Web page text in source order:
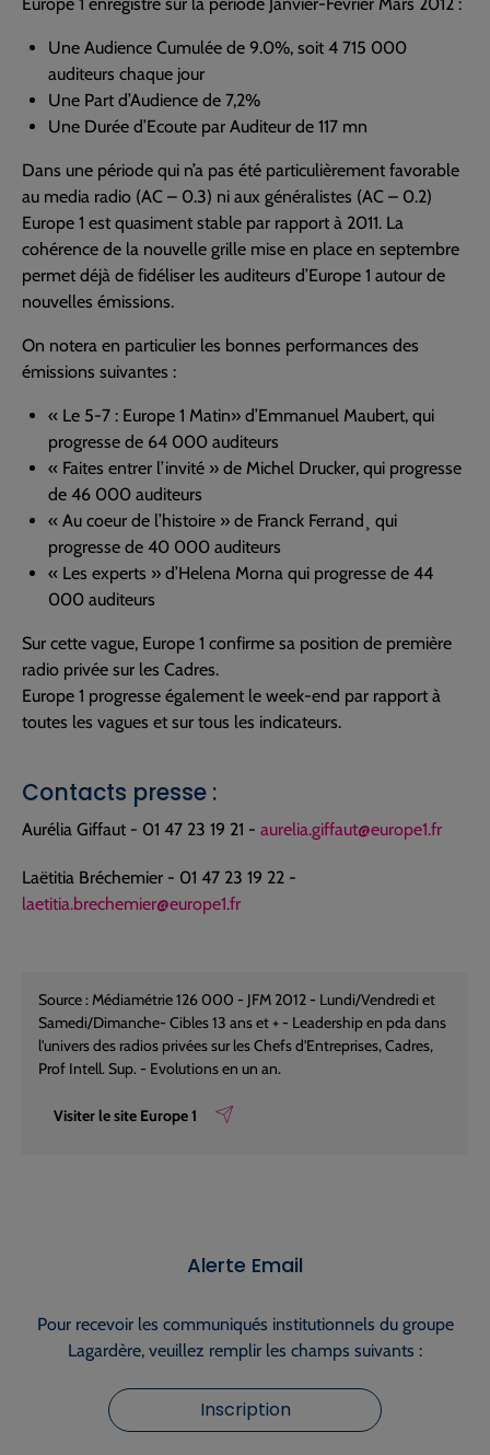
Une Audience Cumulée de 9.0%, soit 4 715 000
auditeurs chaque jour
Une Part d’Audience de 7,2%
Une Durée d’Ecoute par Auditeur de 117 mn
Dans une période qui n’a pas été particulièrement favorable
au media radio (AC – 0.3) ni aux généralistes (AC – 0.2)
Europe 1 est quasiment stable par rapport à 2011. La
cohérence de la nouvelle grille mise en place en septembre
permet déjà de fidéliser les auditeurs d’Europe 1 autour de
nouvelles émissions.
On notera en particulier les bonnes performances des
émissions suivantes :
« Le 5-7 : Europe 1 Matin» d’Emmanuel Maubert, qui
progresse de 64 000 auditeurs
« Faites entrer l’invité » de Michel Drucker, qui progresse
de 46 000 auditeurs
« Au coeur de l’histoire » de Franck Ferrand¸ qui
progresse de 40 000 auditeurs
« Les experts » d’Helena Morna qui progresse de 44
000 auditeurs
Sur cette vague, Europe 1 confirme sa position de première
radio privée sur les Cadres.
Europe 1 progresse également le week-end par rapport à
toutes les vagues et sur tous les indicateurs.
Contacts presse :
Aurélia Giffaut - 01 47 23 19 21 - aurelia.giffaut@europe1.fr
Laëtitia Bréchemier - 01 47 23 19 22 -
laetitia.brechemier@europe1.fr
Source : Médiamétrie 126 000 - JFM 2012 - Lundi/Vendredi et
Samedi/Dimanche- Cibles 13 ans et + - Leadership en pda dans
l'univers des radios privées sur les Chefs d'Entreprises, Cadres,
Prof Intell. Sup. - Evolutions en un an.
Visiter le site Europe 1
Alerte Email
Pour recevoir les communiqués institutionnels du groupe
Lagardère, veuillez remplir les champs suivants :
Inscription